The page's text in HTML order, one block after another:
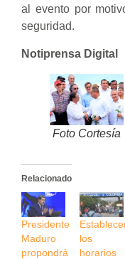
al evento por
seguridad.
Notiprensa Digital
Foto Cortesía
Relacionado
Presidente
Maduro
propondrá
los
horarios